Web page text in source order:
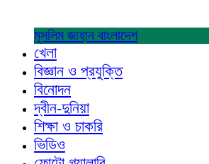
মুসলিম জাহান বাংলাদেশ
খেলা
বিজ্ঞান ও প্রযুক্তি
বিনোদন
দ্বীন-দুনিয়া
শিক্ষা ও চাকরি
ভিডিও